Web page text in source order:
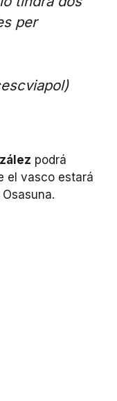
per
podrá
el vasco estará